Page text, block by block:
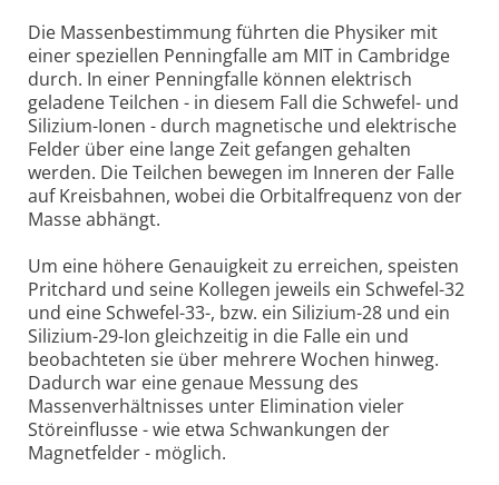
Die Massenbestimmung führten die Physiker mit
einer speziellen Penningfalle am MIT in Cambridge
durch. In einer Penningfalle können elektrisch
geladene Teilchen - in diesem Fall die Schwefel- und
Silizium-Ionen - durch magnetische und elektrische
Felder über eine lange Zeit gefangen gehalten
werden. Die Teilchen bewegen im Inneren der Falle
auf Kreisbahnen, wobei die Orbitalfrequenz von der
Masse abhängt.
Um eine höhere Genauigkeit zu erreichen, speisten
Pritchard und seine Kollegen jeweils ein Schwefel-32
und eine Schwefel-33-, bzw. ein Silizium-28 und ein
Silizium-29-Ion gleichzeitig in die Falle ein und
beobachteten sie über mehrere Wochen hinweg.
Dadurch war eine genaue Messung des
Massenverhältnisses unter Elimination vieler
Störeinflusse - wie etwa Schwankungen der
Magnetfelder - möglich.